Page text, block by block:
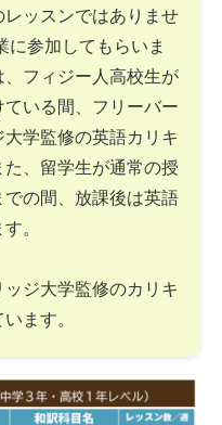
ッスンではありませ
に参加してもらいま
フィジー人高校生が
いる間、フリーバー
学監修の英語カリキ
、留学生が通常の授
の間、放課後は英語
。
ジ大学監修のカリキ
ます。